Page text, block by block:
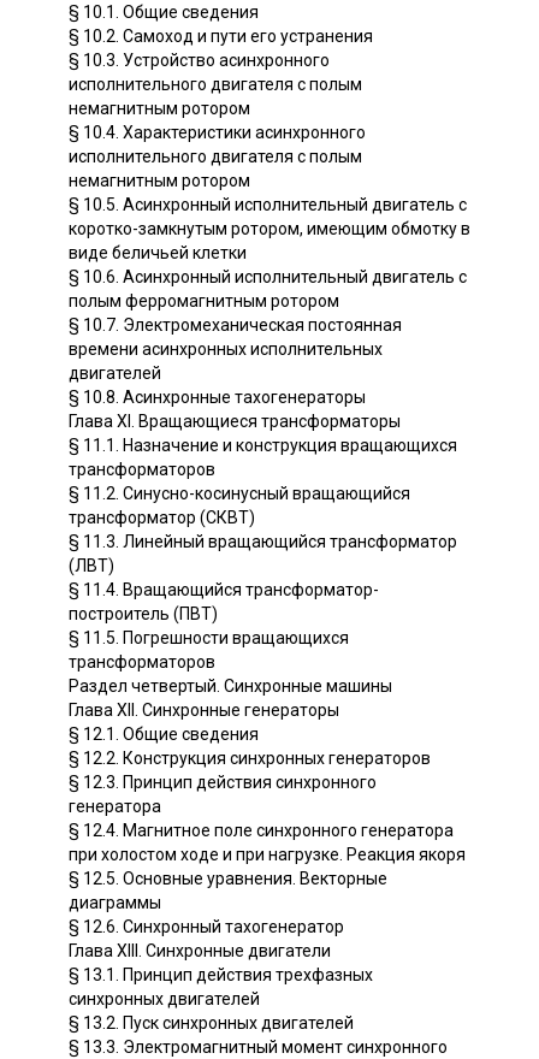
§ 10.1. Общие сведения
§ 10.2. Самоход и пути его устранения
§ 10.3. Устройство асинхронного
исполнительного двигателя с полым
немагнитным ротором
§ 10.4. Характеристики асинхронного
исполнительного двигателя с полым
немагнитным ротором
§ 10.5. Асинхронный исполнительный двигатель с
коротко-замкнутым ротором, имеющим обмотку в
виде беличьей клетки
§ 10.6. Асинхронный исполнительный двигатель с
полым ферромагнитным ротором
§ 10.7. Электромеханическая постоянная
времени асинхронных исполнительных
двигателей
§ 10.8. Асинхронные тахогенераторы
Глава XI. Вращающиеся трансформаторы
§ 11.1. Назначение и конструкция вращающихся
трансформаторов
§ 11.2. Синусно-косинусный вращающийся
трансформатор (СКВТ)
§ 11.3. Линейный вращающийся трансформатор
(ЛВТ)
§ 11.4. Вращающийся трансформатор-
построитель (ПВТ)
§ 11.5. Погрешности вращающихся
трансформаторов
Раздел четвертый. Синхронные машины
Глава XII. Синхронные генераторы
§ 12.1. Общие сведения
§ 12.2. Конструкция синхронных генераторов
§ 12.3. Принцип действия синхронного
генератора
§ 12.4. Магнитное поле синхронного генератора
при холостом ходе и при нагрузке. Реакция якоря
§ 12.5. Основные уравнения. Векторные
диаграммы
§ 12.6. Синхронный тахогенератор
Глава XIII. Синхронные двигатели
§ 13.1. Принцип действия трехфазных
синхронных двигателей
§ 13.2. Пуск синхронных двигателей
§ 13.3. Электромагнитный момент синхронного